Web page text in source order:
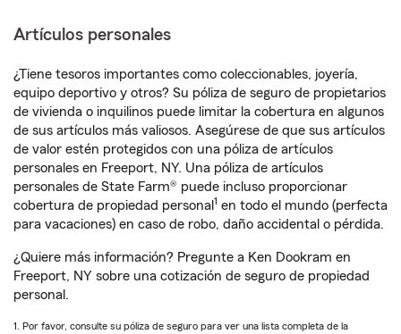
Artículos personales
¿Tiene tesoros importantes como coleccionables, joyería,
equipo deportivo y otros? Su póliza de seguro de propietarios
de vivienda o inquilinos puede limitar la cobertura en algunos
de sus artículos más valiosos. Asegúrese de que sus artículos
de valor estén protegidos con una póliza de artículos
personales en Freeport, NY. Una póliza de artículos
personales de State Farm® puede incluso proporcionar
cobertura de propiedad personal 1 en todo el mundo (perfecta
para vacaciones) en caso de robo, daño accidental o pérdida.
¿Quiere más información? Pregunte a Ken Dookram en
Freeport, NY sobre una cotización de seguro de propiedad
personal.
1. Por favor, consulte su póliza de seguro para ver una lista completa de la